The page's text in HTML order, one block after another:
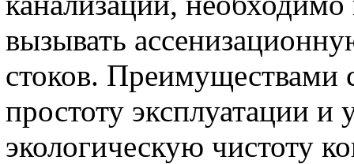
вызывать
стоков. Преимуществами
простоту эксплуатации и
экологическую чистоту